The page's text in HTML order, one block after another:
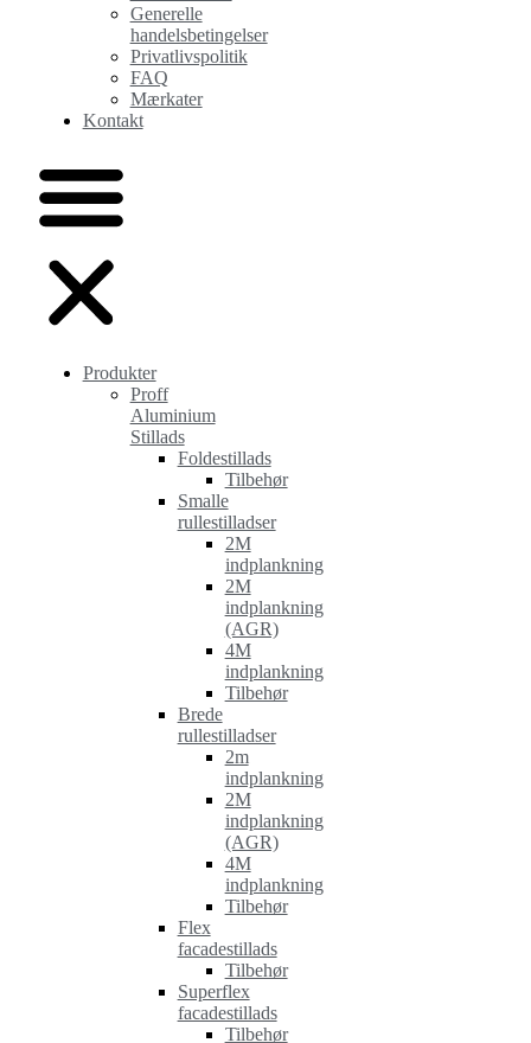
Generelle
handelsbetingelser
Privatlivspolitik
FAQ
Mærkater
Kontakt
Produkter
Proff
Aluminium
Stillads
Foldestillads
Tilbehør
Smalle
rullestilladser
2M
indplankning
2M
indplankning
(AGR)
4M
indplankning
Tilbehør
Brede
rullestilladser
2m
indplankning
2M
indplankning
(AGR)
4M
indplankning
Tilbehør
Flex
facadestillads
Tilbehør
Superflex
facadestillads
Tilbehør